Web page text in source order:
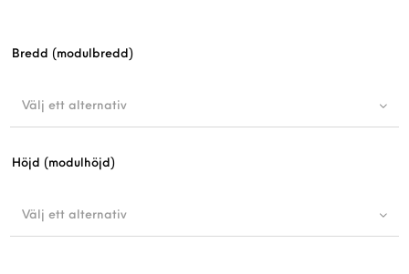
Bredd (modulbredd)
Välj ett alternativ
Höjd (modulhöjd)
Välj ett alternativ